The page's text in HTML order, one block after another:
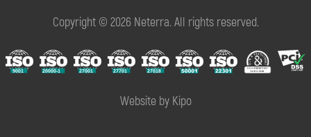
Copyright © 2026 Neterra. All rights reserved.
Website by Kipo